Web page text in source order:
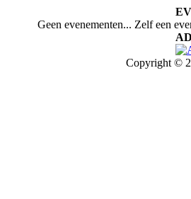
Geen evenementen... Zelf een
Copyright ©